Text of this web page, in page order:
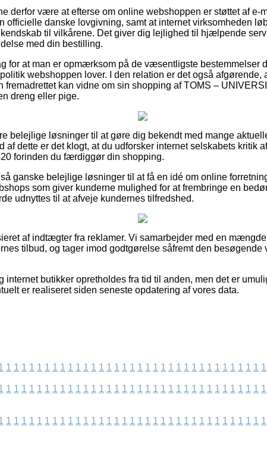
derfor være at efterse om online webshoppen er støttet af e-
officielle danske lovgivning, samt at internet virksomheden
til vilkårene. Det giver dig lejlighed til hjælpende
med din bestilling.
for at man er opmærksom på de væsentligste bestemmelser
webshoppen lover. I den relation er det også afgørende,
fremadrettet kan vidne om sin shopping af TOMS –
dreng eller pige.
belejlige løsninger til at gøre dig bekendt med mange
af dette er det klogt, at du udforsker internet selskabets kritik
forinden du færdiggør din shopping.
ganske belejlige løsninger til at få en idé om online
som giver kunderne mulighed for at frembringe en
udnyttes til at afveje kundernes tilfredshed.
af indtægter fra reklamer. Vi samarbejder med en
tilbud, og tager imod godtgørelse såfremt den besøgende
internet butikker opretholdes fra tid til anden, men det er
er realiseret siden seneste opdatering af vores data.
1 1 1 1 1 1 1 1 1 1 1 1 1 1 1 1 1 1 1 1 1 1 1 1 1 1 1 1 1 1 1 1 1 1
1 1 1 1 1 1 1 1 1 1 1 1 1 1 1 1 1 1 1 1 1 1 1 1 1 1 1 1 1 1 1 1 1 1
1 1 1 1 1 1 1 1 1 1 1 1 1 1 1 1 1 1 1 1 1 1 1 1 1 1 1 1 1 1 1 1 1 1